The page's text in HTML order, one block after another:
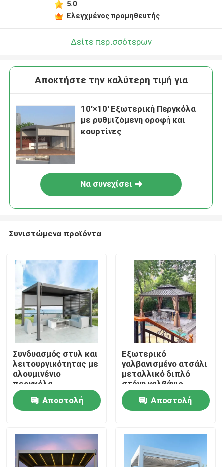
Προϊόντα
5.0
Ελεγχμένος προμηθευτής
Δείτε περισσότερων
Αποκτήστε την καλύτερη τιμή για
10'×10' Εξωτερική Περγκόλα
με ρυθμιζόμενη οροφή και
κουρτίνες
Να συνεχίσει
Συνιστώμενα προϊόντα
Συνδυασμός στυλ και
λειτουργικότητας με
αλουμινένιο
περγκόλα
Αποστολή
Εξωτερικό
γαλβανισμένο ατσάλι
μεταλλικό διπλό
στέγη γαλβάνιο
Αποστολή